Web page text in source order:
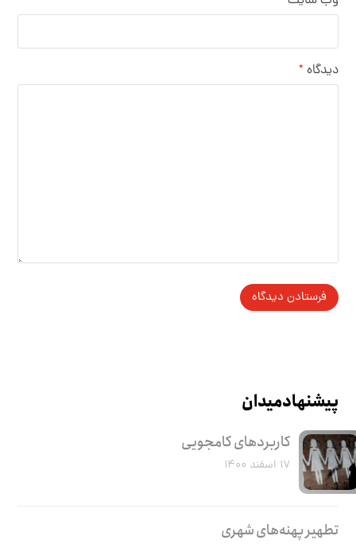
دیدگاه *
پیشنهاد میدان
کاربرد‌های کامجویی
۱۷ اسفند ۱۴۰۰
تطهیر پهنه‌های شهری